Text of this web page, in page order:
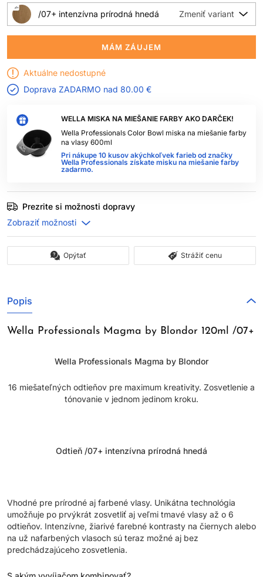
WELLA MISKA NA MIEŠANIE FARBY AKO DARČEK!
Wella Professionals Color Bowl miska na miešanie farby
na vlasy 600ml
Pri nákupe 10 kusov akýchkoľvek farieb od značky
Wella Professionals získate misku na miešanie farby
zadarmo.
/07+ intenzívna prírodná hnedá
MÁM ZÁUJEM
Aktuálne nedostupné
Doprava ZADARMO nad 80.00 €
Prezrite si možnosti dopravy
Opýtať Strážiť cenu
Popis
Wella Professionals Magma by Blondor 120ml /07+
Wella Professionals Magma by Blondor
16 miešateľných odtieňov pre maximum kreativity. Zosvetlenie a
tónovanie v jednom jedinom kroku.
Odtieň /07+ intenzívna prírodná hnedá
Vhodné pre prírodné aj farbené vlasy. Unikátna technológia
umožňuje po prvýkrát zosvetliť aj veľmi tmavé vlasy až o 6
odtieňov. Intenzívne, žiarivé farebné kontrasty na čiernych alebo
na už nafarbených vlasoch sú teraz možné aj bez
predchádzajúceho zosvetlenia.